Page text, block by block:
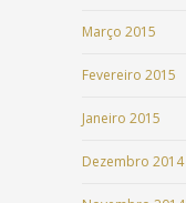
Março 2015
Fevereiro 2015
Janeiro 2015
Dezembro 2014